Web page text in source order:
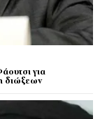
για
διώξεων